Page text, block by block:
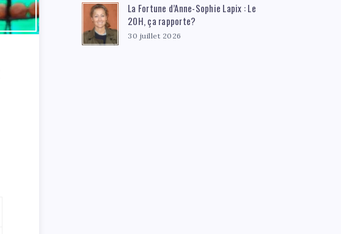
La Fortune d’Anne-Sophie Lapix : Le
20H, ça rapporte?
30 juillet 2026